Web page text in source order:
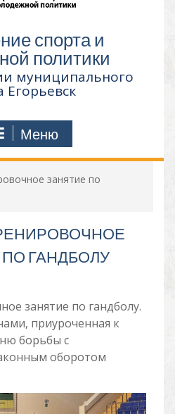
спорта и
политики
муниципального
Егорьевск
Меню
занятие по
ГАНДБОЛУ
занятие по гандболу.
приуроченная к
борьбы с
оборотом